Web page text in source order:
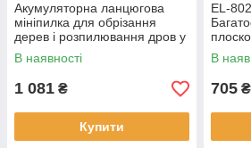
Акумуляторна ланцюгова
мініпилка для обрізання
дерев і розпилювання дров у
шомодаDUC 155Z 48V (10)
В наявності
1 081 ₴
Купити
EL-
В
705 ₴